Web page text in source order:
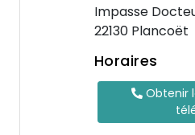
Impasse
22130 Plancoët
Horaires
Obtenir